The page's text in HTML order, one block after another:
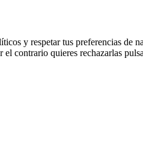
y respetar tus preferencias de
contrario quieres rechazarlas